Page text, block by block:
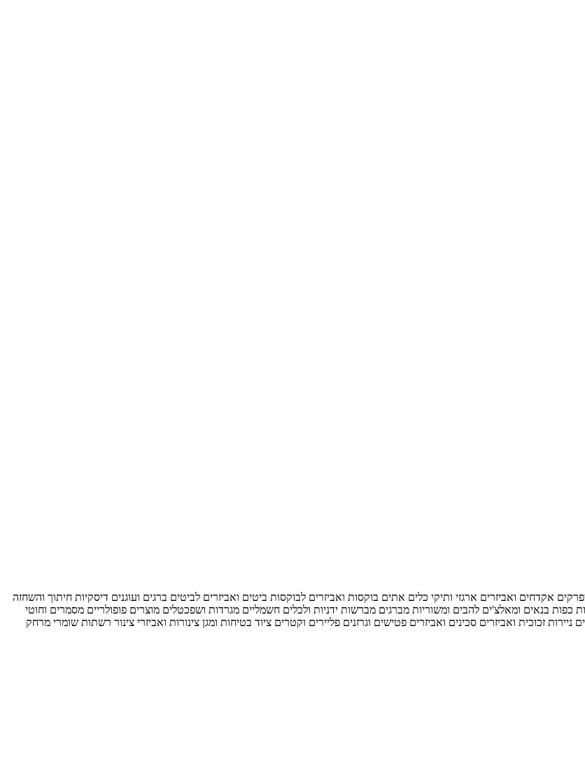
אקדחים ואביזרים ארגזי ותיקי כלים אתים בוקסות ואביזרים לבוקסות ביטים ואביזרים לביטים ברגים ועוגנים דיסקיות חיתוך והשחזה
כפות בנאים ומאלצ'ים להבים ומשוריות מברגים מברשות ידניות ולכלים חשמליים מגרדות ושפכטלים מוצרים פופולריים מסמרים וחוטי
ניירות זכוכית ואביזרים סכינים ואביזרים פטישים וגרזנים פליירים וקטרים ציוד בטיחות ומגן צינורות ואביזרי צינור רשתות שומרי מרחק